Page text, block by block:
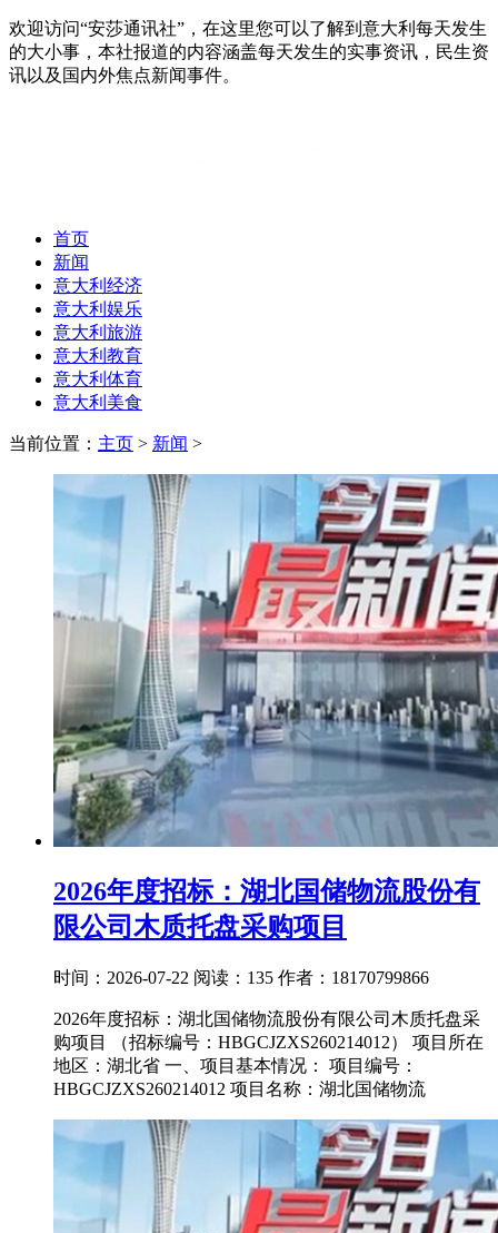
欢迎访问“安莎通讯社”，在这里您可以了解到意大利每天发生
的大小事，本社报道的内容涵盖每天发生的实事资讯，民生资
讯以及国内外焦点新闻事件。
首页
新闻
意大利经济
意大利娱乐
意大利旅游
意大利教育
意大利体育
意大利美食
当前位置： 主页 > 新闻 >
2026年度招标：湖北国储物流股份有
限公司⽊质托盘采购项⽬
时间：2026-07-22 阅读：135 作者：18170799866
2026年度招标：湖北国储物流股份有限公司⽊质托盘采
购项⽬ （招标编号：HBGCJZXS260214012） 项⽬所在
地区：湖北省 ⼀、项⽬基本情况： 项⽬编号：
HBGCJZXS260214012 项⽬名称：湖北国储物流